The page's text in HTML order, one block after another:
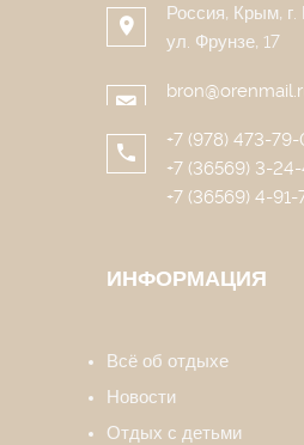
Россия, Крым, г.
ул. Фрунзе, 17
+7 (978) 473-
+7 (36569) 3-
+7 (36569) 4-91-
ИНФОРМАЦИЯ
Всё об отдыхе
Новости
Отдых с детьми